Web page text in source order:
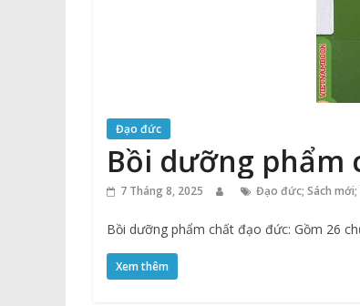
Đạo đức
Bồi dưỡng phẩm
7 Tháng 8, 2025 Đạo đức; Sách
Bồi dưỡng phẩm chất đạo đức: Gồm 26
Xem thêm